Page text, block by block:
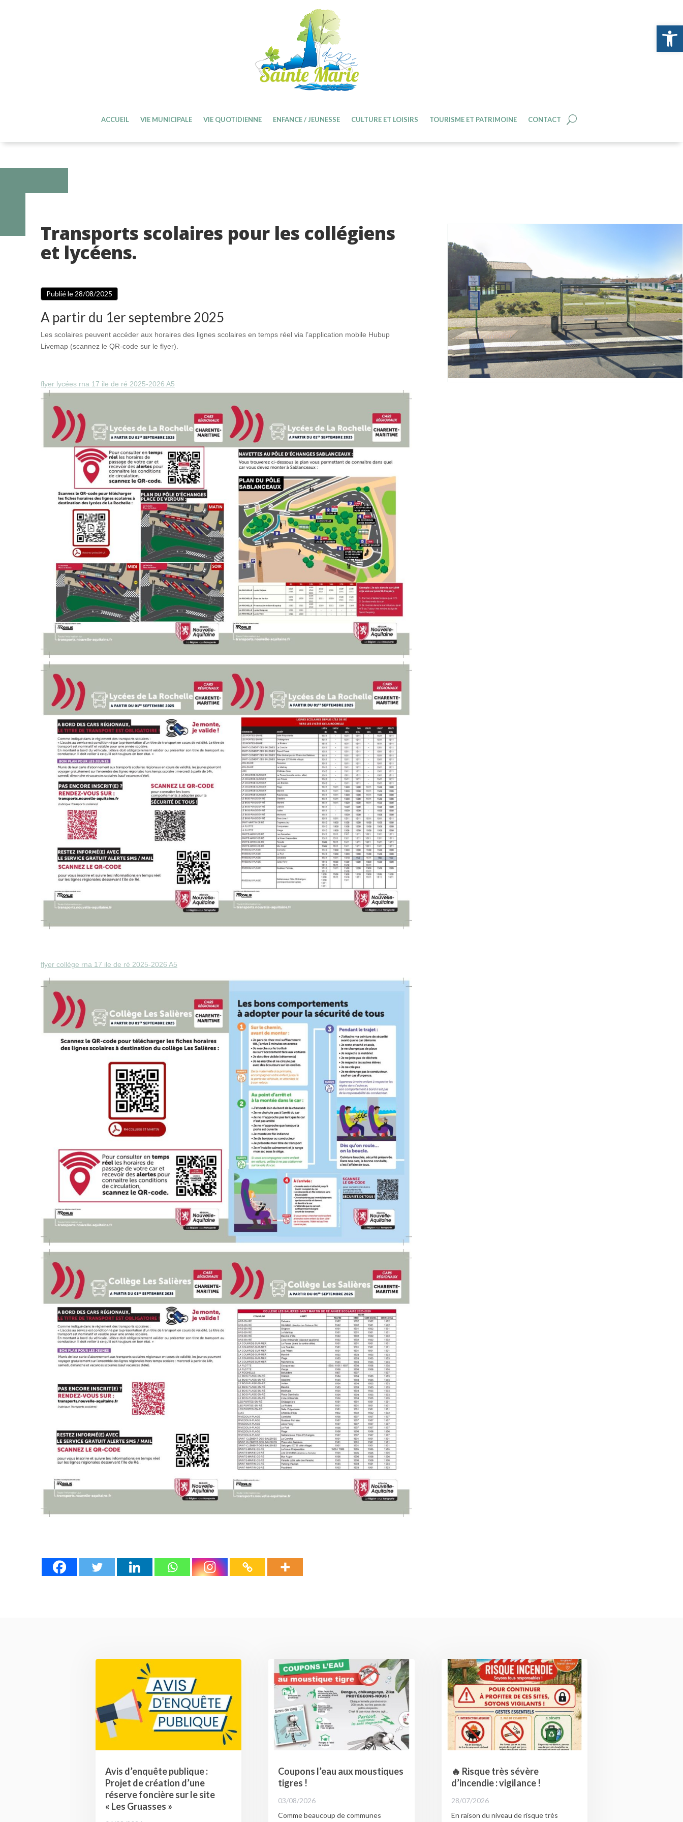
Ouvrir
ACCUEIL VIE MUNICIPALE VIE QUOTIDIENNE ENFANCE / JEUNESSE CULTURE ET LOISIRS TOURISME ET PATRIMOINE CONTACT
Transports scolaires pour les collégiens
et lycéens.
Publié le 28/08/2025
A partir du 1er septembre 2025
Les scolaires peuvent accéder aux horaires des lignes scolaires en temps réel via l’application mobile Hubup
Livemap (scannez le QR-code sur le flyer).
flyer lycées rna 17 ile de ré 2025-2026 A5
flyer collège rna 17 ile de ré 2025-2026 A5
Avis d’enquête publique :
Projet de création d’une
réserve foncière sur le site
« Les Gruasses »
Coupons l’eau aux moustiques
tigres !
03/08/2026
Comme beaucoup de communes
🔥 Risque très sévère
d’incendie : vigilance !
28/07/2026
En raison du niveau de risque très